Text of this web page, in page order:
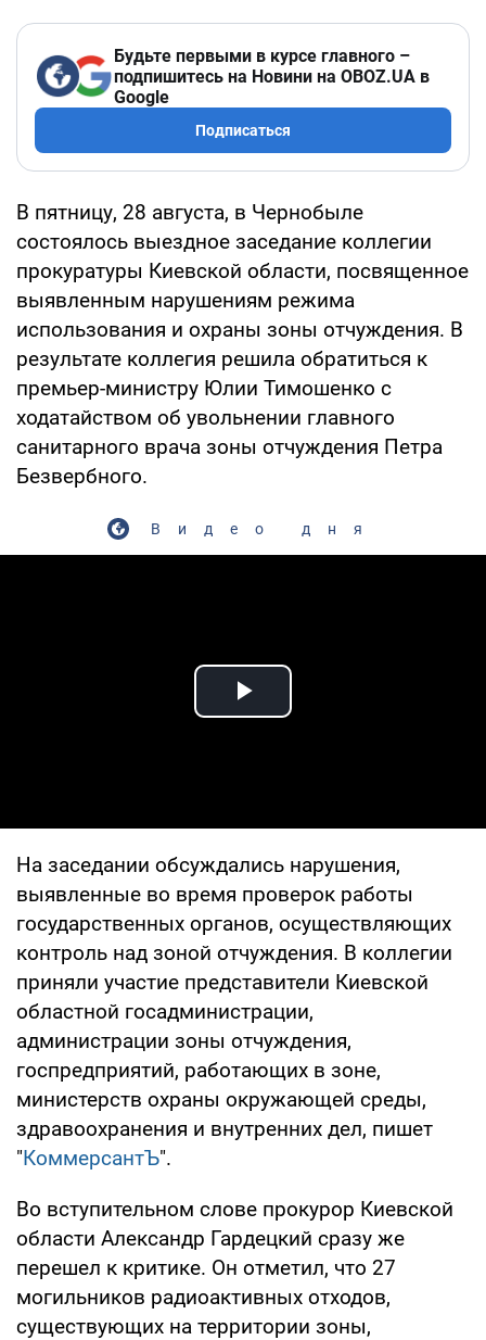
Будьте первыми в курсе главного –
подпишитесь на Новини на OBOZ.UA в
Google
Подписаться
В пятницу, 28 августа, в Чернобыле
состоялось выездное заседание коллегии
прокуратуры Киевской области, посвященное
выявленным нарушениям режима
использования и охраны зоны отчуждения. В
результате коллегия решила обратиться к
премьер-министру Юлии Тимошенко с
ходатайством об увольнении главного
санитарного врача зоны отчуждения Петра
Безвербного.
Видео дня
Play Video
На заседании обсуждались нарушения,
выявленные во время проверок работы
государственных органов, осуществляющих
контроль над зоной отчуждения. В коллегии
приняли участие представители Киевской
областной госадминистрации,
администрации зоны отчуждения,
госпредприятий, работающих в зоне,
министерств охраны окружающей среды,
здравоохранения и внутренних дел, пишет
"КоммерсантЪ".
Во вступительном слове прокурор Киевской
области Александр Гардецкий сразу же
перешел к критике. Он отметил, что 27
могильников радиоактивных отходов,
существующих на территории зоны,